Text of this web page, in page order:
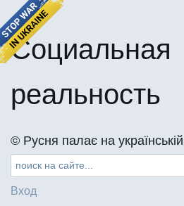
Социальная
реальность
©️ Русня палає на
Вход